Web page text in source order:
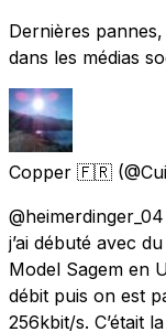
Dernières
dans les médias
Copper 🇫🇷
j’ai débuté avec
Model Sagem en
débit puis on est
256kbit/s. C’était